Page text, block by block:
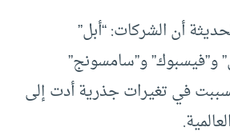
أن الشركات: “أبل”
و”فيسبوك” و”سامسونج”
في تغيرات جذرية أدت إلى
العالمية.